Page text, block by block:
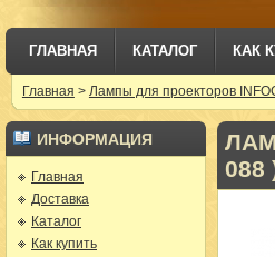
ГЛАВНАЯ КАТАЛОГ КАК
Главная > Лампы для проекторов
ИНФОРМАЦИЯ
Главная
Доставка
Каталог
Как купить
088